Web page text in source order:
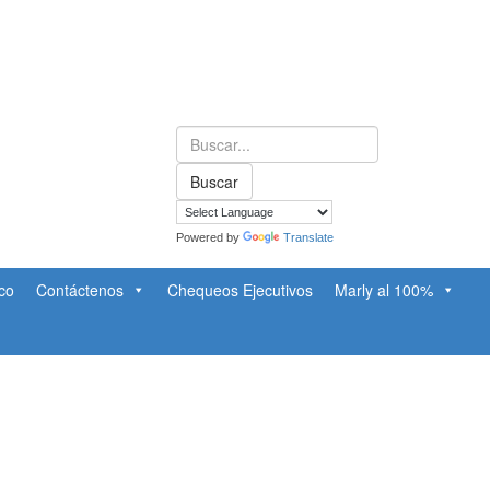
Powered by Translate
Contáctenos Chequeos Ejecutivos Marly al 100%